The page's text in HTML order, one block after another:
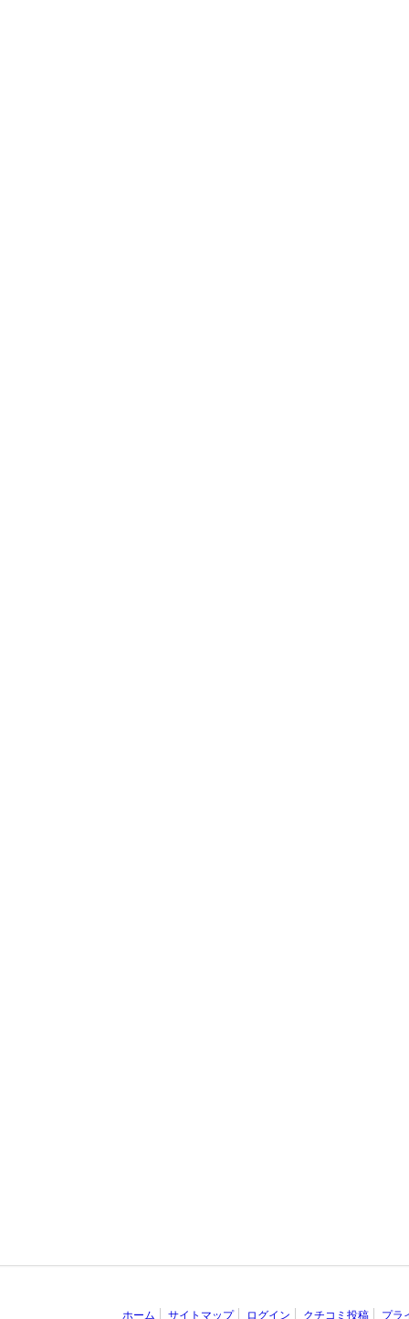
ホーム サイトマップ ログイン クチコミ投稿 プラ